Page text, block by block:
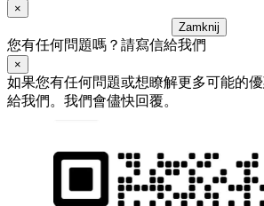
×
Zamknij
您有任何問題嗎？請寫信給我們
×
如果您有任何問題或想瞭解更多可能的
給我們。我們會儘快回覆。